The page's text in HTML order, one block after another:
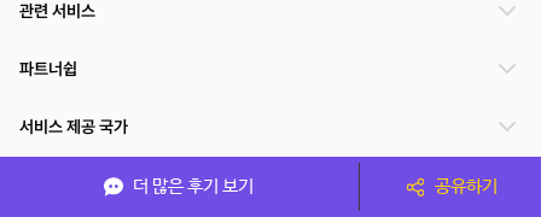
더 많은 후기 보기 공유하기
관련 서비스
파트너쉽
서비스 제공 국가